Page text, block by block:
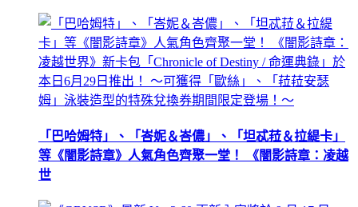
「巴哈姆特」、「峇妮＆峇儂」、「坦忒菈＆拉緹卡」
等《闇影詩章》人氣角色齊聚一堂！ 《闇影詩章：凌越
世